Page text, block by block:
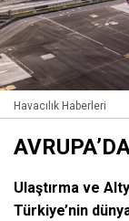
Havacılık Haberleri
Ulaştırma ve
Türkiye’nin